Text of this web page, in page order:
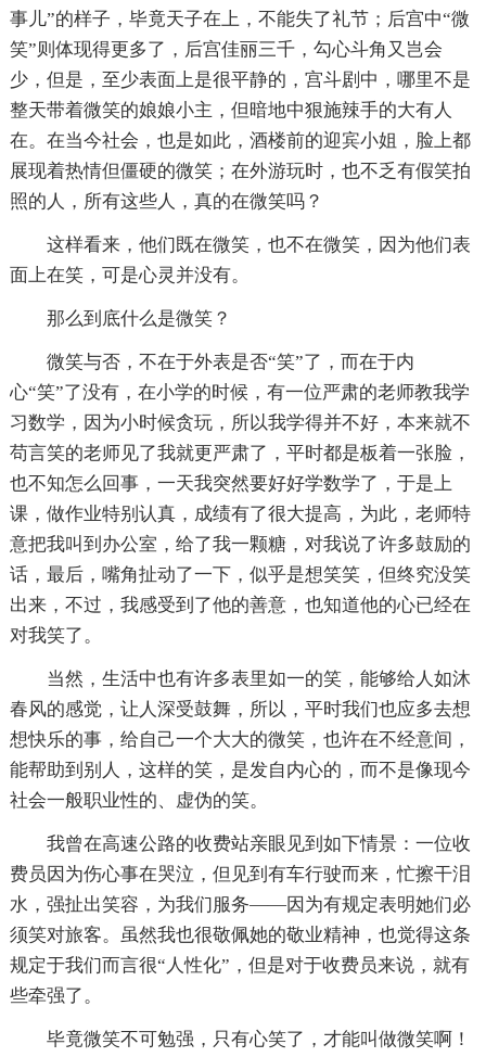
事儿”的样子，毕竟天子在上，不能失了礼节；后宫中“微
笑”则体现得更多了，后宫佳丽三千，勾心斗角又岂会
少，但是，至少表面上是很平静的，宫斗剧中，哪里不是
整天带着微笑的娘娘小主，但暗地中狠施辣手的大有人
在。在当今社会，也是如此，酒楼前的迎宾小姐，脸上都
展现着热情但僵硬的微笑；在外游玩时，也不乏有假笑拍
照的人，所有这些人，真的在微笑吗？
这样看来，他们既在微笑，也不在微笑，因为他们表
面上在笑，可是心灵并没有。
那么到底什么是微笑？
微笑与否，不在于外表是否“笑”了，而在于内
心“笑”了没有，在小学的时候，有一位严肃的老师教我学
习数学，因为小时候贪玩，所以我学得并不好，本来就不
苟言笑的老师见了我就更严肃了，平时都是板着一张脸，
也不知怎么回事，一天我突然要好好学数学了，于是上
课，做作业特别认真，成绩有了很大提高，为此，老师特
意把我叫到办公室，给了我一颗糖，对我说了许多鼓励的
话，最后，嘴角扯动了一下，似乎是想笑笑，但终究没笑
出来，不过，我感受到了他的善意，也知道他的心已经在
对我笑了。
当然，生活中也有许多表里如一的笑，能够给人如沐
春风的感觉，让人深受鼓舞，所以，平时我们也应多去想
想快乐的事，给自己一个大大的微笑，也许在不经意间，
能帮助到别人，这样的笑，是发自内心的，而不是像现今
社会一般职业性的、虚伪的笑。
我曾在高速公路的收费站亲眼见到如下情景：一位收
费员因为伤心事在哭泣，但见到有车行驶而来，忙擦干泪
水，强扯出笑容，为我们服务——因为有规定表明她们必
须笑对旅客。虽然我也很敬佩她的敬业精神，也觉得这条
规定于我们而言很“人性化”，但是对于收费员来说，就有
些牵强了。
毕竟微笑不可勉强，只有心笑了，才能叫做微笑啊！